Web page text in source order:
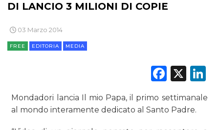
CASE HISTORY
OPINIONI
DI LANCIO 3 MILIONI DI COPIE
03 Marzo 2014
FREE EDITORIA MEDIA
X
Mondadori lancia Il mio Papa, il primo settimanale
al mondo interamente dedicato al Santo Padre.